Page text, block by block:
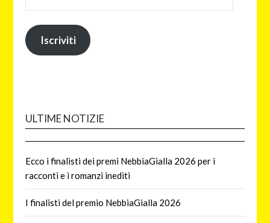
Iscriviti
ULTIME NOTIZIE
Ecco i finalisti dei premi NebbiaGialla 2026 per i
racconti e i romanzi inediti
I finalisti del premio NebbiaGialla 2026